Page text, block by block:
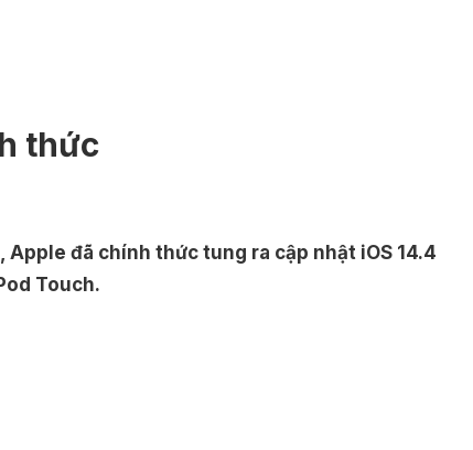
thức
Apple đã chính thức tung ra cập nhật iOS 14.4
Touch.